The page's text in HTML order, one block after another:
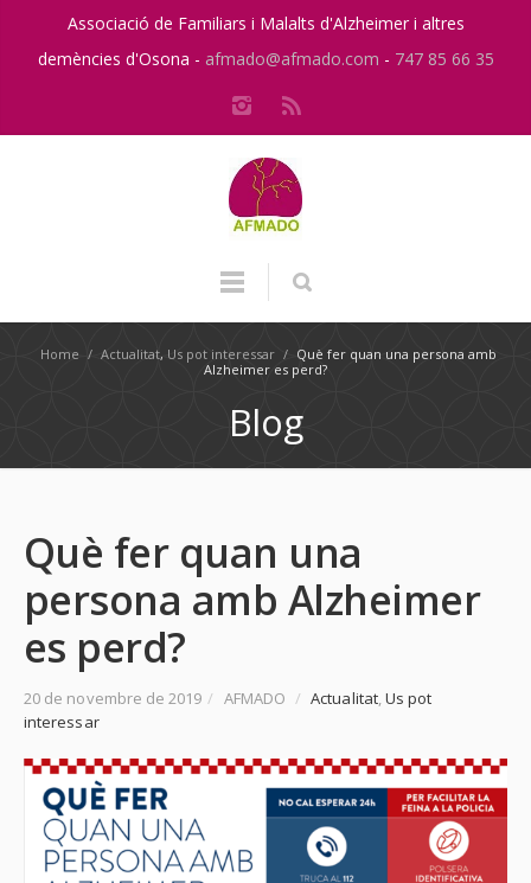
Associació de Familiars i Malalts d'Alzheimer i altres
demències d'Osona - afmado@afmado.com - 747 85 66 35
Home / Actualitat, Us pot interessar / Què fer quan una persona amb
Alzheimer es perd?
Blog
Què fer quan una
persona amb Alzheimer
es perd?
20 de novembre de 2019 / AFMADO / Actualitat,Us pot
interessar